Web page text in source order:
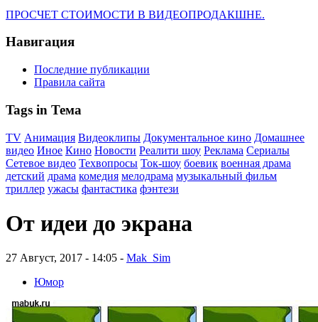
ПРОСЧЕТ СТОИМОСТИ В ВИДЕОПРОДАКШНЕ.
Навигация
Последние публикации
Правила сайта
Tags in Тема
TV Анимация Видеоклипы Документальное кино Домашнее
видео Иное Кино Новости Реалити шоу Реклама Сериалы
Сетевое видео Техвопросы Ток-шоу боевик военная драма
детский драма комедия мелодрама музыкальный фильм
триллер ужасы фантастика фэнтези
От идеи до экрана
27 Август, 2017 - 14:05 - Mak_Sim
Юмор